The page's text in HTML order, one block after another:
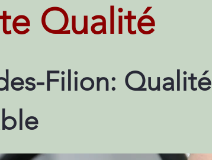
Qualité
Filion: Qualité